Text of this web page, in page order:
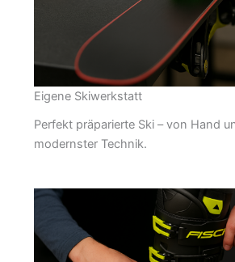
Eigene Skiwerkstatt
Perfekt präparierte Ski – von Hand
modernster Technik.